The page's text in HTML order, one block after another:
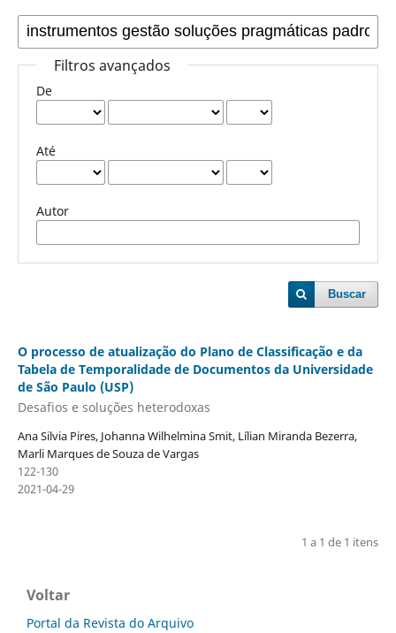
Filtros avançados
De
Até
Autor
Buscar
O processo de atualização do Plano de Classificação e da
Tabela de Temporalidade de Documentos da Universidade
de São Paulo (USP)
Desafios e soluções heterodoxas
Ana Silvia Pires, Johanna Wilhelmina Smit, Lílian Miranda Bezerra,
Marli Marques de Souza de Vargas
122-130
2021-04-29
1 a 1 de 1 itens
Voltar
Portal da Revista do Arquivo